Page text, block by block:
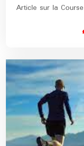
Article sur la